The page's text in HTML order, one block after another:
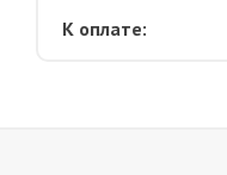
К оплате: